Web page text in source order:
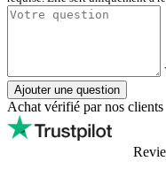
Ajouter une question
Achat vérifié par nos clients